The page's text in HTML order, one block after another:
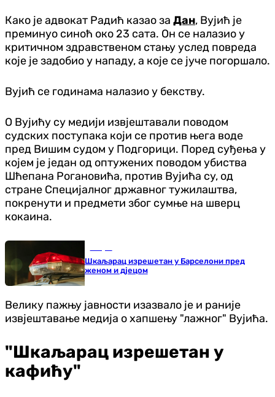
Како је адвокат Радић казао за Дан, Вујић је
преминуо синоћ око 23 сата. Он се налазио у
критичном здравственом стању услед повреда
које је задобио у нападу, а које се јуче погоршало.
Вујић се годинама налазио у бекству.
О Вујићу су медији извјештавали поводом
судских поступака који се против њега воде
пред Вишим судом у Подгорици. Поред суђења у
којем је један од оптужених поводом убиства
Шћепана Рогановића, против Вујића су, од
стране Специјалног државног тужилаштва,
покренути и предмети због сумње на шверц
кокаина.
Шкаљарац изрешетан у Барселони пред
женом и дјецом
Велику пажњу јавности изазвало је и раније
извјештавање медија о хапшењу "лажног" Вујића.
"Шкаљарац изрешетан у
кафићу"